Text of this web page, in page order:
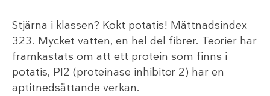
Stjärna i klassen? Kokt potatis! Mättnadsindex
323. Mycket vatten, en hel del fibrer. Teorier har
framkastats om att ett protein som finns i
potatis, PI2 (proteinase inhibitor 2) har en
aptitnedsättande verkan.